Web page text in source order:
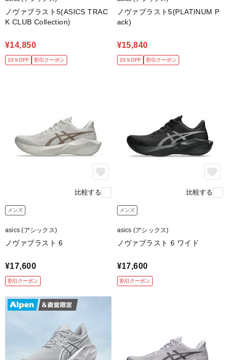
ノヴァブラスト5(ASICS TRAC
K CLUB Collection)
¥14,850
10％OFF 割引クーポン
ノヴァブラスト5(PLATINUM P
ack)
¥15,840
20％OFF 割引クーポン
比較する
メンズ
asics (アシックス)
ノヴァブラスト 6
¥17,600
割引クーポン
比較する
メンズ
asics (アシックス)
ノヴァブラスト 6 ワイド
¥17,600
割引クーポン